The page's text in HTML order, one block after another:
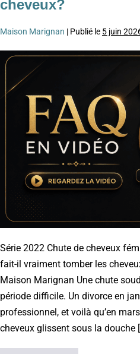
cheveux?
Maison Marignan | Publié le 5 juin
Série 2022 Chute de cheveux
fait-il vraiment tomber les
Maison Marignan Une chute
période difficile. Un divorce en
professionnel, et voilà qu’en
cheveux glissent sous la douche